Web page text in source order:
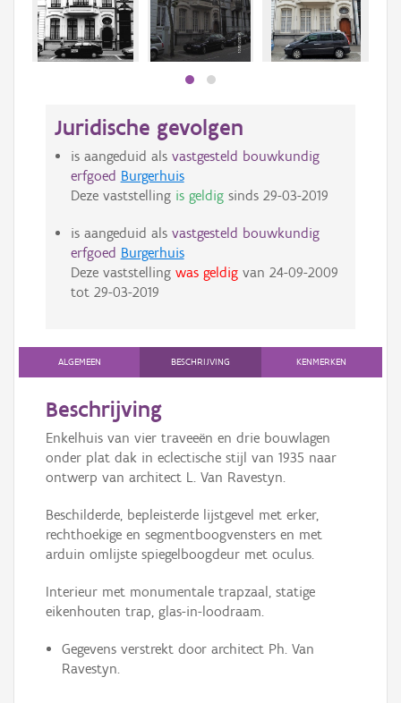
Juridische gevolgen
is aangeduid als vastgesteld bouwkundig
erfgoed Burgerhuis
Deze vaststelling is geldigsinds 29-03-2019
is aangeduid als vastgesteld bouwkundig
erfgoed Burgerhuis
Deze vaststelling was geldigvan 24-09-2009
tot 29-03-2019
ALGEMEEN BESCHRIJVING KENMERKEN
Beschrijving
Enkelhuis van vier traveeën en drie bouwlagen
onder plat dak in eclectische stijl van 1935 naar
ontwerp van architect L. Van Ravestyn.
Beschilderde, bepleisterde lijstgevel met erker,
rechthoekige en segmentboogvensters en met
arduin omlijste spiegelboogdeur met oculus.
Interieur met monumentale trapzaal, statige
eikenhouten trap, glas-in-loodraam.
Gegevens verstrekt door architect Ph. Van
Ravestyn.